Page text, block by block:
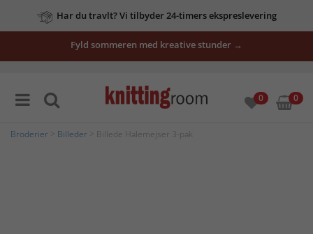
Har du travlt? Vi tilbyder 24-timers ekspreslevering
Fyld sommeren med kreative stunder →
0 0
Broderier Billeder > Billede Halemejser 3-pak